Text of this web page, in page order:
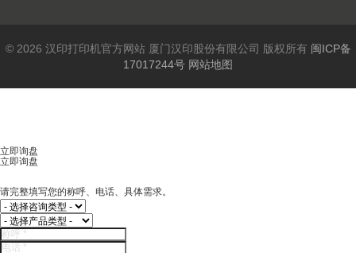
© 2026 汉印打印机官方网站 厦门汉印股份有限公司 版权所有 闽ICP备
17017244号 网站地图
立即询盘
立即询盘
请完整填写您的称呼、电话、具体需求。